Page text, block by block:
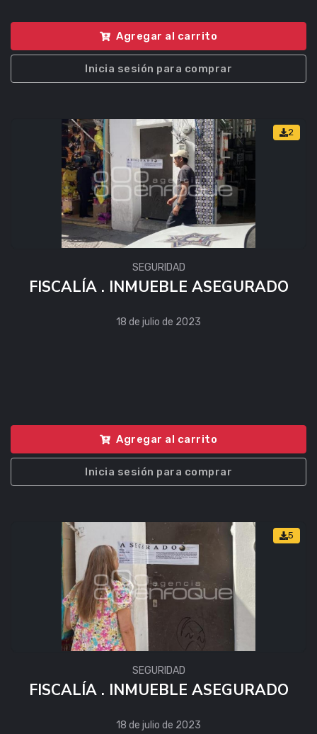
Agregar al carrito
Inicia sesión para comprar
2
SEGURIDAD
FISCALÍA . INMUEBLE ASEGURADO
18 de julio de 2023
Agregar al carrito
Inicia sesión para comprar
5
SEGURIDAD
FISCALÍA . INMUEBLE ASEGURADO
18 de julio de 2023